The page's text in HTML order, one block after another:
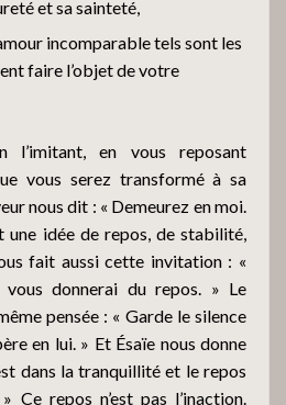
et sa sainteté,
incomparable tels sont les
faire l’objet de votre
l’imitant, en vous reposant
vous serez transformé à sa
nous dit : « Demeurez en moi.
une idée de repos, de stabilité,
fait aussi cette invitation : «
donnerai du repos. » Le
pensée : « Garde le silence
en lui. » Et Ésaïe nous donne
dans la tranquillité et le repos
Ce repos n’est pas l’inaction.